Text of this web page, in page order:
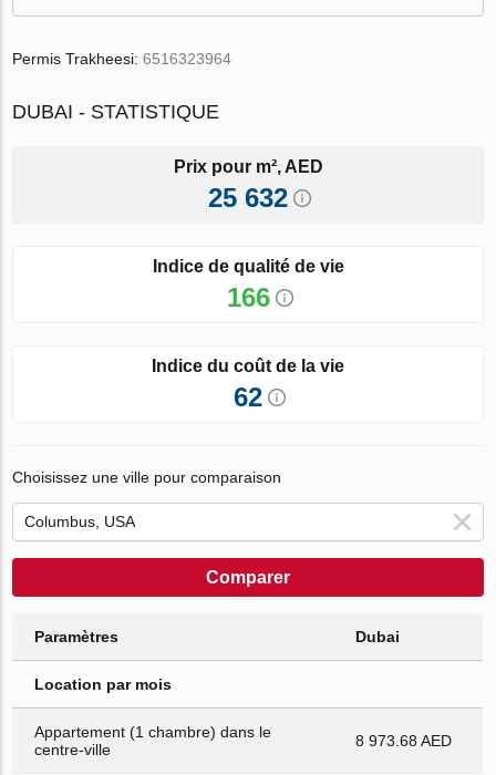
Permis Trakheesi:6516323964
DUBAI - STATISTIQUE
Prix pour m², AED
25 632
Indice de qualité de vie
166
Indice du coût de la vie
62
Choisissez une ville pour comparaison
Comparer
Paramètres Dubai
Location par mois
Appartement (1 chambre) dans le
centre-ville
8 973.68 AED